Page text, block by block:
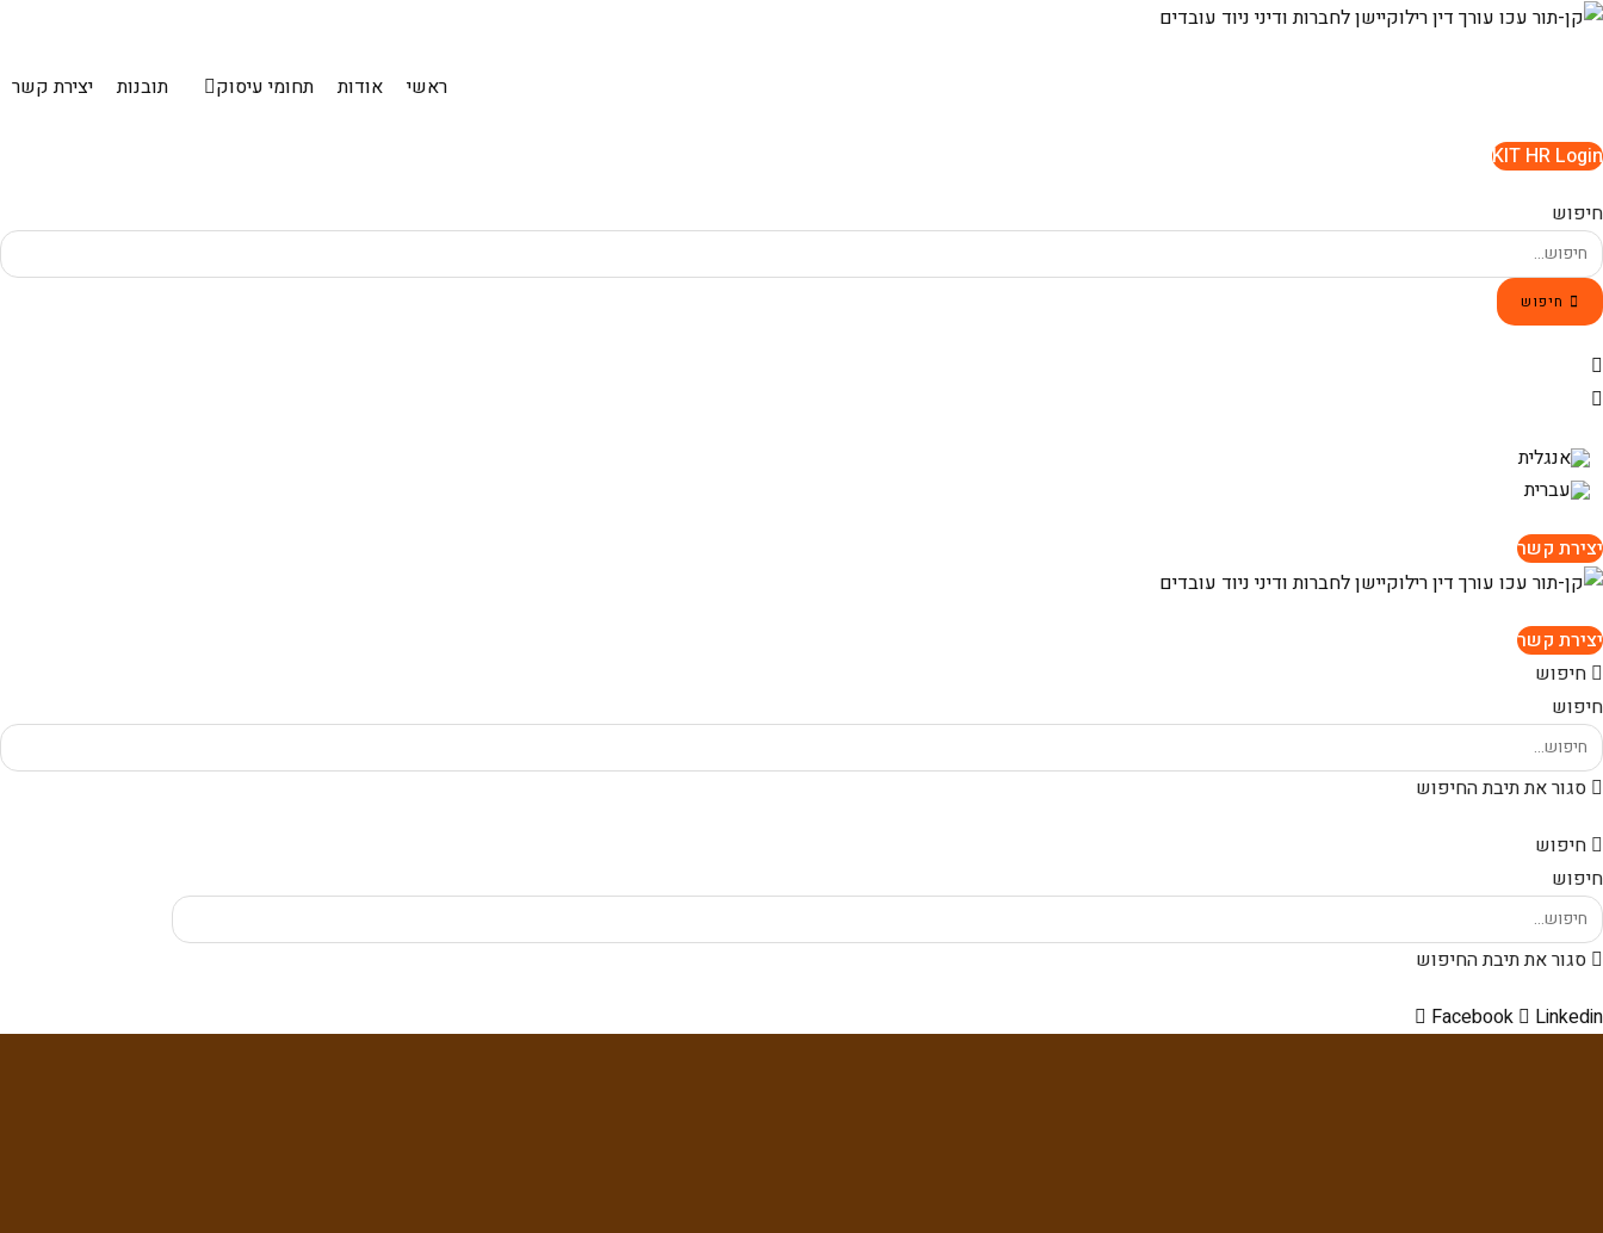
Skip
ראשי אודות תחומי עיסוק תובנות יצירת קשר
KIT HR Login
חיפוש
חיפוש
יצירת קשר
יצירת קשר
חיפוש
חיפוש
סגור את תיבת החיפוש
חיפוש
חיפוש
סגור את תיבת החיפוש
Facebook
Linkedin